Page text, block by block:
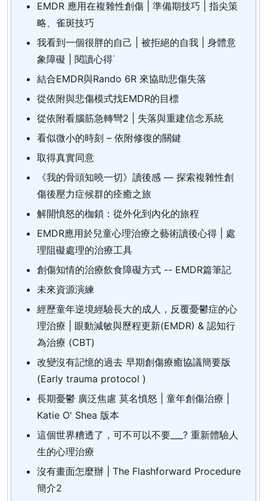
EMDR 應用在複雜性創傷 | 準備期技巧 | 指尖策
略、雀斑技巧
我看到一個很胖的自己 | 被拒絕的自我 | 身體意
象障礙 | 閱讀心得˙
結合EMDR與Rando 6R 來協助悲傷失落
從依附與悲傷模式找EMDR的目標
從依附看腦筋急轉彎2 | 失落與重建信念系統
看似微小的時刻 – 依附修復的關鍵
取得真實同意
《我的骨頭知曉一切》讀後感 — 探索複雜性創
傷後壓力症候群的痊癒之旅
解開憤怒的枷鎖：從外化到內化的旅程
EMDR應用於兒童心理治療之藝術讀後心得 | 處
理阻礙處理的治療工具
創傷知情的治療飲食障礙方式 -- EMDR篇筆記
未來資源演練
經歷童年逆境經驗長大的成人，反覆憂鬱症的心
理治療 | 眼動減敏與歷程更新(EMDR) & 認知行
為治療 (CBT)
改變沒有記憶的過去 早期創傷療癒協議簡要版
(Early trauma protocol )
長期憂鬱 廣泛焦慮 莫名憤怒 | 童年創傷治療 |
Katie O' Shea 版本
這個世界糟透了，可不可以不要___? 重新體驗人
生的心理治療
沒有畫面怎麼辦 | The Flashforward Procedure
簡介2